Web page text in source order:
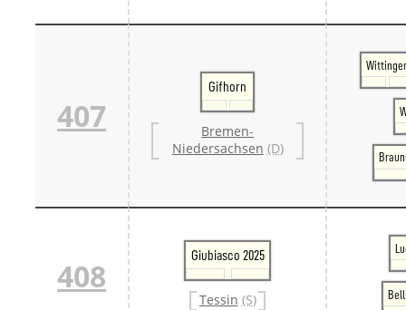
407
Gifhorn
Bremen-
Niedersachsen (D)
408
Giubiasco 2025
Tessin (S)